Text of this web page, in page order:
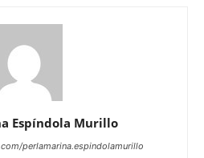
Espíndola Murillo
perlamarina.espindolamurillo